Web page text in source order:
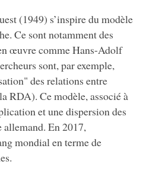
(1949) s’inspire du modèle
Ce sont notamment des
œuvre comme Hans-Adolf
sont, par exemple,
des relations entre
RDA). Ce modèle, associé à
et une dispersion des
allemand. En 2017,
mondial en terme de